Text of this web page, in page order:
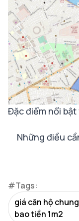
Đặc điểm nổi
Những điều
#Tags:
giá căn hộ
bao tiền 1m2